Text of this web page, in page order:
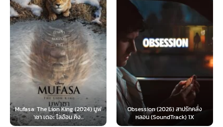
(2024) มูฟ
อน คิง...
Obsession (2026) สาปรักคลั่ง
หลอน (SoundTrack) 1X
Survive (2024) ต้อ